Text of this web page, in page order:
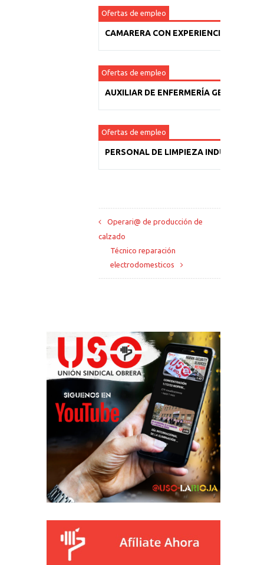
Ofertas de empleo
CAMARERA CON EXPERIENCIA
Ofertas de empleo
AUXILIAR DE ENFERMERÍA GERIÁTRICA
Ofertas de empleo
PERSONAL DE LIMPIEZA INDUSTRIAL
Operari@ de producción de
calzado
Técnico reparación
electrodomesticos